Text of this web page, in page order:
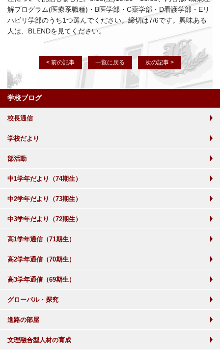
解プログラム(医療系職種)・B医学部・C薬学部・D看護学部・Eリ
ハビリ学部のうち1つ選んでください。締切は7/6です。興味ある
人は、BLENDを見てください。
< 前の記事 一覧に戻る 次の記事 >
学校ブログ
校長通信
学校だより
部活動
中1学年だより（74期生）
中2学年だより（73期生）
中3学年だより（72期生）
高1学年通信（71期生）
高2学年通信（70期生）
高3学年通信（69期生）
グローバル・探究
進路の部屋
文理融合型人材の育成